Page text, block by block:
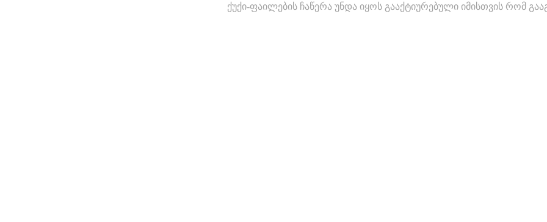
ქუქი-ფაილების ჩაწერა უნდა იყოს გააქტიურებული იმისთვის რომ